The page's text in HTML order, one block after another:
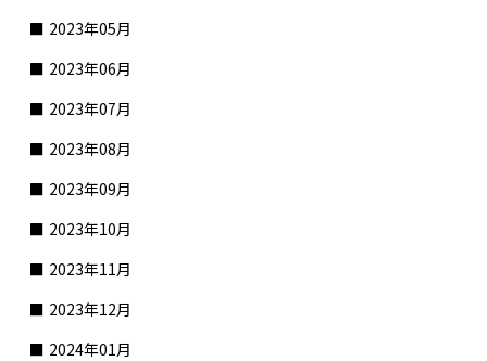
2023年05月
2023年06月
2023年07月
2023年08月
2023年09月
2023年10月
2023年11月
2023年12月
2024年01月